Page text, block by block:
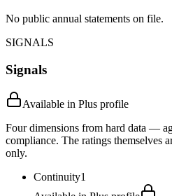
No public annual statements on file.
SIGNALS
Signals
Available in Plus profile
Four dimensions from hard data —
compliance. The ratings themselves
only.
Continuity1